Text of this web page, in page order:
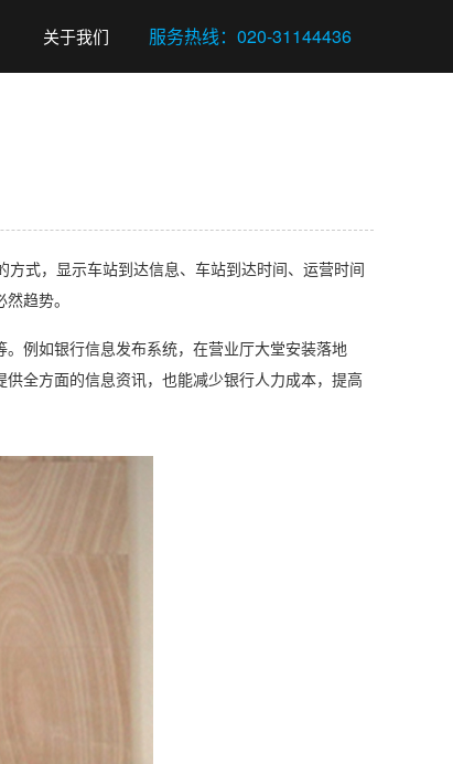
关于我们
式，显示车站到达信息、车站到达时间、运营时间
趋势。
例如银行信息发布系统，在营业厅大堂安装落地
全方面的信息资讯，也能减少银行人力成本，提高